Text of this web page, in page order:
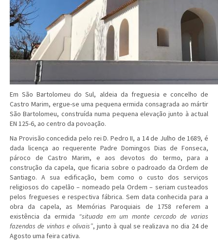
Em São Bartolomeu do Sul, aldeia da freguesia e concelho de
Castro Marim, ergue-se uma pequena ermida consagrada ao mártir
São Bartolomeu, construída numa pequena elevação junto à actual
EN 125-6, ao centro da povoação.
Na Provisão concedida pelo rei D. Pedro II, a 14 de Julho de 1689, é
dada licença ao requerente Padre Domingos Dias de Fonseca,
pároco de Castro Marim, e aos devotos do termo, para a
construção da capela, que ficaria sobre o padroado da Ordem de
Santiago. A sua edificação, bem como o custo dos serviços
religiosos do capelão – nomeado pela Ordem – seriam custeados
pelos fregueses e respectiva fábrica. Sem data conhecida para a
obra da capela, as Memórias Paroquiais de 1758 referem a
existência da ermida “situada em um monte cercado de varias
fazendas de vinhas e olivais”, junto à qual se realizava no dia 24 de
Agosto uma feira cativa.